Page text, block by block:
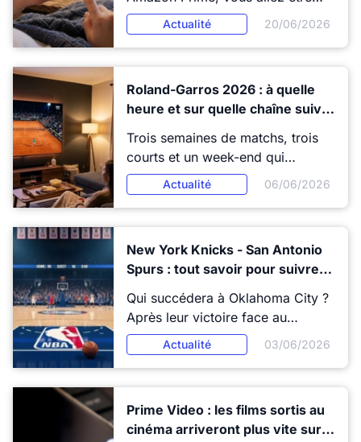
ravi. C'est la nouvelle qui affole
les fans de nostalgie et de mode :
la célèbre Elle Woods est bientôt
pas tout à fait comme vous
l'imaginaiez. En effet, une
décision radicale a été prise pour
ce projet qui s'annonce déjà
comme l'événement de l'été
2026.
Actualité 20/06/2026
Roland-Garros 2026 : à quelle
heure et sur quelle chaîne suivre
Trois semaines de matchs, trois
courts et un week-end qui
tranche. Les deux finales de
Roland-Garros arrivent samedi et
dimanche, en clair sur France
streaming sur Prime Video. On
vous dit comment ne rien
manquer, gratuitement ou
presque, sans gaspiller un
abonnement sport qui dormira
tout l'été.
Actualité 06/06/2026
New York Knicks - San Antonio
Spurs : tout savoir pour suivre
les Finales NBA 2026
Qui succédera à Oklahoma City ?
Après leur victoire face au
Thunder dans la Conférence
Ouest, les San Antonio Spurs se
sont ouvert les portes des Finales
Victor Wembanyama retrouveront
les New York Knicks, vainqueurs
Actualité 03/06/2026
Prime Video : les films sortis au
cinéma arriveront plus vite sur la